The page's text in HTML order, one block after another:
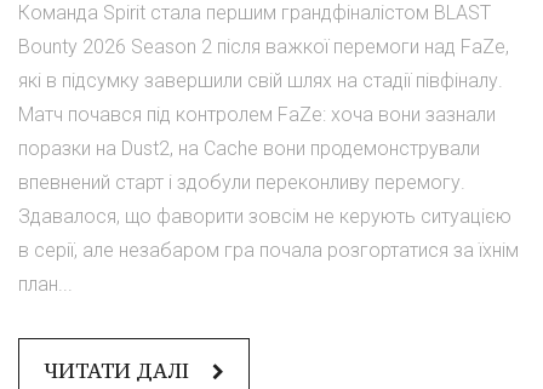
Команда Spirit стала першим грандфіналістом BLAST
Bounty 2026 Season 2 після важкої перемоги над FaZe,
які в підсумку завершили свій шлях на стадії півфіналу.
Матч почався під контролем FaZe: хоча вони зазнали
поразки на Dust2, на Cache вони продемонстрували
впевнений старт і здобули переконливу перемогу.
Здавалося, що фаворити зовсім не керують ситуацією
в серії, але незабаром гра почала розгортатися за їхнім
план...
ЧИТАТИ ДАЛІ